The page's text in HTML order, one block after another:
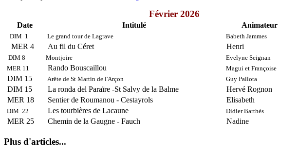
Février 2026
Date Intitulé Animateur
DIM 1 Le grand tour de Lagrave Babeth Jammes
MER 4
Au fil du Céret Henri
DIM 8 Montjoire Evelyne Seignan
MER 11 Rando Bouscaillou Magui et Françoise
DIM 15 Arête de St Martin de l'Arçon Guy Pallota
DIM 15
La ronda del Paraïre -St Salvy de la Balme Hervé Rognon
MER 18
Sentier de Roumanou - Cestayrols Elisabeth
DIM 22 Les tourbières de Lacaune Didier Barthès
MER 25
Chemin de la Gaugne - Fauch Nadine
Plus d'articles...